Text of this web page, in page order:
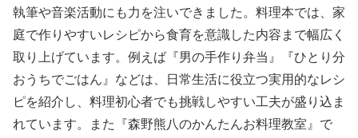
執筆や音楽活動にも力を注いできました。料理本では、家
庭で作りやすいレシピから食育を意識した内容まで幅広く
取り上げています。例えば『男の手作り弁当』『ひとり分
おうちでごはん』などは、日常生活に役立つ実用的なレシ
ピを紹介し、料理初心者でも挑戦しやすい工夫が盛り込ま
れています。また『森野熊八のかんたんお料理教室』で